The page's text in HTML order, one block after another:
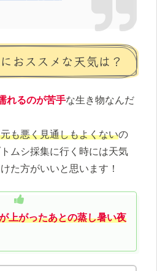
おススメな天気は？
れるのが苦手な生き物なんだ
も悪く見通しもよくないの
ムシ採集に行く時には天気
た方がいいと思います！
上がったあとの蒸し暑い夜